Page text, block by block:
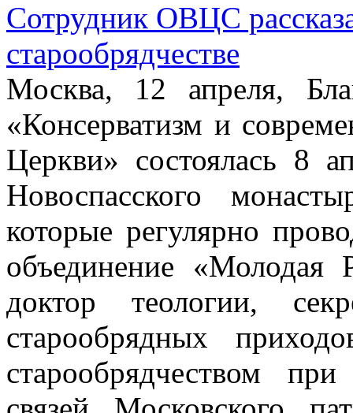
Сотрудник ОВЦС
старообрядчестве
Москва, 12 апреля,
«Консерватизм и
Церкви» состоялась 8
Новоспасского
которые регулярно
объединение
доктор теологии,
старообрядных
старообрядчеством